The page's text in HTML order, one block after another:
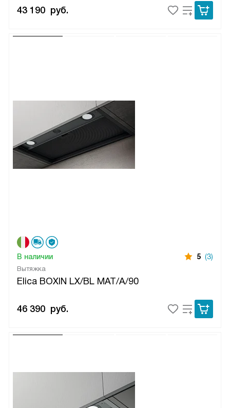
43 190 руб.
Вытяжка
Elica BOXIN LX/BL MAT/A/90
В наличии 5 (3)
46 390 руб.